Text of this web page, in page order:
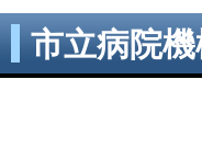
市立病院